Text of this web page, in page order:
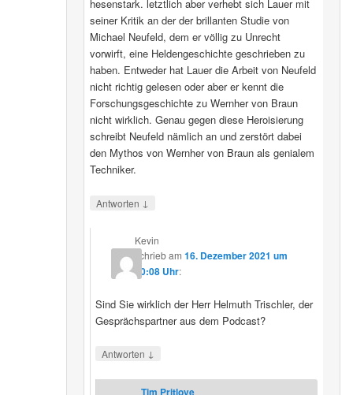
hesenstark. letztlich aber verhebt sich Lauer mit
seiner Kritik an der der brillanten Studie von
Michael Neufeld, dem er völlig zu Unrecht
vorwirft, eine Heldengeschichte geschrieben zu
haben. Entweder hat Lauer die Arbeit von Neufeld
nicht richtig gelesen oder aber er kennt die
Forschungsgeschichte zu Wernher von Braun
nicht wirklich. Genau gegen diese Heroisierung
schreibt Neufeld nämlich an und zerstört dabei
den Mythos von Wernher von Braun als genialem
Techniker.
Antworten ↓
Kevin
schriebam16. Dezember 2021 um
20:08 Uhr:
Sind Sie wirklich der Herr Helmuth Trischler, der
Gesprächspartner aus dem Podcast?
Antworten ↓
Tim Pritlove